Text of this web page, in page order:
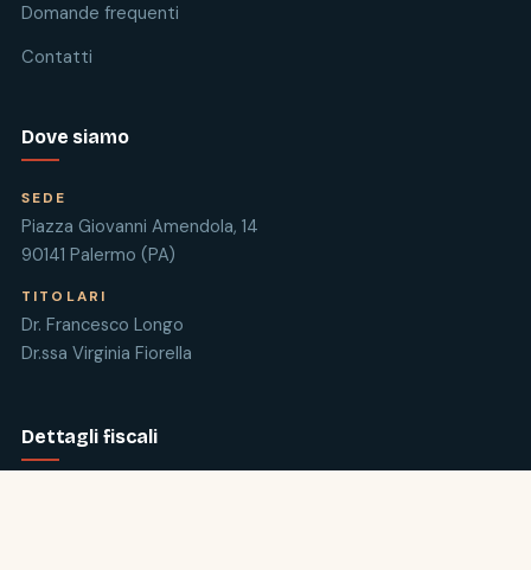
Domande frequenti
Contatti
Dove siamo
SEDE
Piazza Giovanni Amendola, 14
90141 Palermo (PA)
TITOLARI
Dr. Francesco Longo
Dr.ssa Virginia Fiorella
Dettagli fiscali